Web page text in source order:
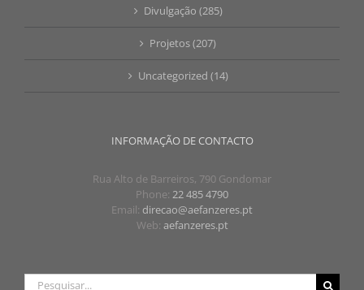
Divulgação (285)
Projetos (207)
Uncategorized (14)
INFORMAÇÃO DE CONTACTO
Rua Alto de Barreiros, 790 Gondomar
Phone: 22 485 4790
Email: direcao@aefanzeres.pt
Web: aefanzeres.pt
Pesquisar